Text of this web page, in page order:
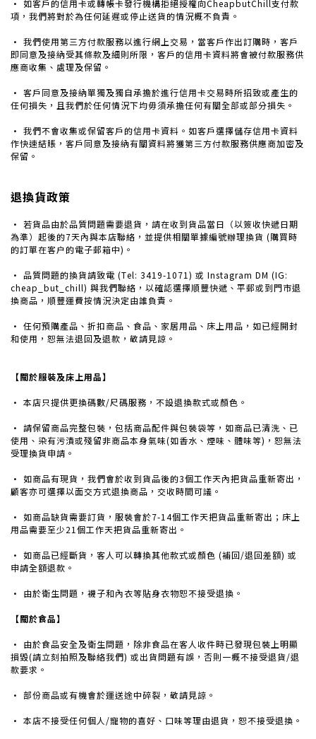
· 如客戶的信用卡或轉帳卡發行機構拒絕授權向CheapbutChill支付款
項，我們將對於為任何延遲或停止送貨的情況概不負責。
· 我們使用第三方付款服務以進行網上交易，當客戶作出訂購時，客戶
即同意及接納受其條款及細則所限，客戶的信用卡資料將會被付款服務供
應商收集、處理及保留。
· 客戶同意及接納單獨及獨自承擔於進行信用卡交易時所招致或產生的
任何損失，且我們於任何情況下均毋須承擔任何有關全部或部分損失。
· 我們不會收集或保留客戶的信用卡資料。如客戶選擇儲存信用卡資料
作快速結賬，客戶同意及接納有關資料將獲第三方付款服務供應商加密及
保留。
退換貨政策
· 若貨品由於品質問題需要退貨，請在收到貨品當日（以簽收快遞日期
為準）起後的7天內與本店聯絡，並提供相關單據編號辦理換貨 (購買時
的訂單在客户的電子郵箱中)。
· 品質問題的換貨請致電 (Tel: 3419-1071) 或 Instagram DM (IG:
cheap_but_chill) 與我們聯絡，以確認選擇順豐快遞、平郵或到門市退
換商品， 順豐運費按情況決定由誰負責。
· 任何預購產品、折扣商品、食品、家居用品、床上用品，如已經開封
和使用，恕無法退回及退款，敬請見諒。
【關於服裝及床上用品】
· 本店只提供更換碼數/尺碼服務，不設退換款式或顏色。
· 請保留商品完整包裝，包括商品配件與包裝袋等，如商品已清洗、已
使用、染有污漬或殘留非商品本身氣味(如香水、煙味、體味等)，恕無法
受理換貨申請。
· 如商品有現貨，我們會於收到貨品後的3個工作天內把貨品重新寄出，
顧客亦可選擇以面交方式退換商品，交收時間可議。
· 如商品缺貨需要訂貨，服裝會於7-14個工作天把貨品重新寄出；床上
用品需要至少21個工作天把貨品重新寄出。
· 如商品已經斷貨，客人可以轉換其他款式或顏色 (補回/退回差額) 或
申請全額退款。
· 由於衛生問題，襪子和內衣等貼身衣物恕不接受退換。
【關於食品】
· 由於食品安全及衛生問題，除非食品在客人收件時已發現包裝上明顯
損毀(請立刻拍照及聯絡我們) 或出貨問題有誤，否則一概不接受退貨/退
款要求。
· 部份商品或有機會於運送途中碎裂，敬請見諒。
· 本店不接受任何個人/寵物的喜好、口味等理由退貨，恕不接受退換。